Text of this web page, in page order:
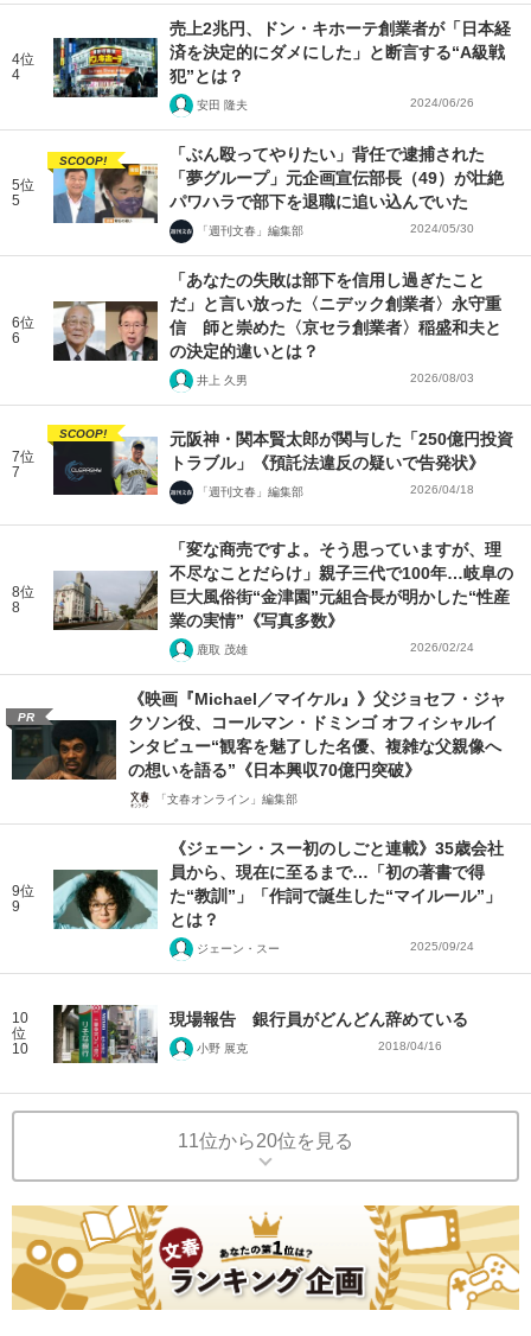
4位
4
売上2兆円、ドン・キホーテ創業者が「日本経
済を決定的にダメにした」と断言する“A級戦
犯”とは？
安田 隆夫 2024/06/26
5位
5
SCOOP!
「ぶん殴ってやりたい」背任で逮捕された
「夢グループ」元企画宣伝部長（49）が壮絶
パワハラで部下を退職に追い込んでいた
「週刊文春」編集部 2024/05/30
6位
6
「あなたの失敗は部下を信用し過ぎたこと
だ」と言い放った〈ニデック創業者〉永守重
信 師と崇めた〈京セラ創業者〉稲盛和夫と
の決定的違いとは？
井上 久男 2026/08/03
7位
7
SCOOP!
元阪神・関本賢太郎が関与した「250億円投資
トラブル」《預託法違反の疑いで告発状》
「週刊文春」編集部 2026/04/18
8位
8
「変な商売ですよ。そう思っていますが、理
不尽なことだらけ」親子三代で100年…岐阜の
巨大風俗街“金津園”元組合長が明かした“性産
業の実情”《写真多数》
鹿取 茂雄 2026/02/24
PR
《映画『Michael／マイケル』》父ジョセフ・ジャ
クソン役、コールマン・ドミンゴ オフィシャルイ
ンタビュー“観客を魅了した名優、複雑な父親像へ
の想いを語る”《日本興収70億円突破》
「文春オンライン」編集部
9位
9
《ジェーン・スー初のしごと連載》35歳会社
員から、現在に至るまで…「初の著書で得
た“教訓”」「作詞で誕生した“マイルール”」
とは？
ジェーン・スー 2025/09/24
10
位
10
現場報告 銀行員がどんどん辞めている
小野 展克 2018/04/16
11位から20位を見る